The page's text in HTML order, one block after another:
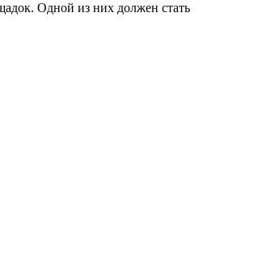
Одной из них должен стать